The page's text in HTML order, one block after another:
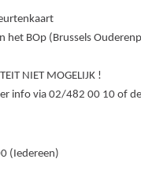
het BOp (Brussels
NIET MOGELIJK !
info via 02/482 00 10 of
(Iedereen)